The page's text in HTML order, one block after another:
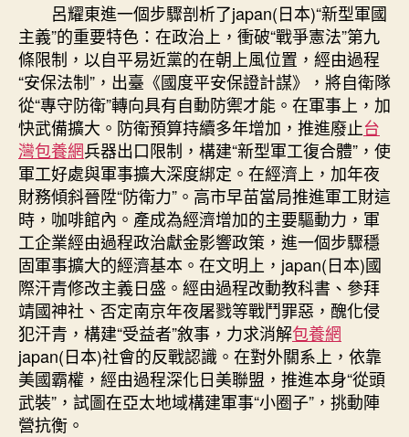
呂耀東進一個步驟剖析了japan(日本)“新型軍國
主義”的重要特色：在政治上，衝破“戰爭憲法”第九
條限制，以自平易近黨的在朝上風位置，經由過程
“安保法制”，出臺《國度平安保證計謀》，將自衛隊
從“專守防衛”轉向具有自動防禦才能。在軍事上，加
快武備擴大。防衛預算持續多年增加，推進廢止台
灣包養網兵器出口限制，構建“新型軍工復合體”，使
軍工好處與軍事擴大深度綁定。在經濟上，加年夜
財務傾斜晉陞“防衛力”。高市早苗當局推進軍工財這
時，咖啡館內。產成為經濟增加的主要驅動力，軍
工企業經由過程政治獻金影響政策，進一個步驟穩
固軍事擴大的經濟基本。在文明上，japan(日本)國
際汗青修改主義日盛。經由過程改動教科書、參拜
靖國神社、否定南京年夜屠戮等戰鬥罪惡，醜化侵
犯汗青，構建“受益者”敘事，力求消解包養網
japan(日本)社會的反戰認識。在對外關系上，依靠
美國霸權，經由過程深化日美聯盟，推進本身“從頭
武裝”，試圖在亞太地域構建軍事“小圈子”，挑動陣
營抗衡。